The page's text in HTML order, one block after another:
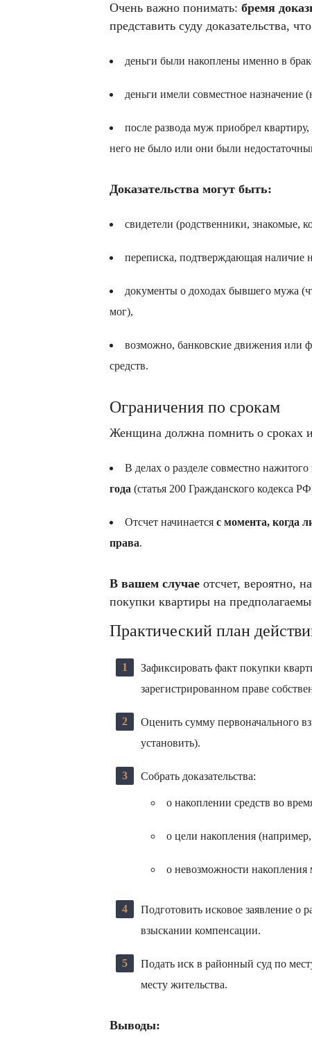
Очень важно понимать:бремя
представить суду доказательства,
деньги были накоплены именно в
деньги имели совместное
после развода муж приобрел
него не было или они были
Доказательства могут быть:
свидетели (родственники, знакомые,
переписка, подтверждающая наличие
документы о доходах бывшего мужа
мог),
возможно, банковские движения или
средств.
Ограничения по срокам
Женщина должна помнить о сроках
В делах о разделе совместно
года (статья 200 Гражданского кодекса
Отсчет начинаетсяс момента, когда
права.
В вашем случаеотсчет, вероятно,
покупки квартиры на
Практический план
Зафиксировать факт покупки
зарегистрированном праве
Оценить сумму первоначального
установить).
Собрать доказательства:
о накоплении средств во
о цели накопления
о невозможности накопления
Подготовить исковое заявление о
взыскании компенсации.
Подать иск в районный суд по
месту жительства.
Выводы: